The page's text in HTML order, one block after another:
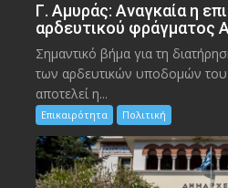
Γ. Αμυράς: Αναγκαία η
αρδευτικού φράγματος
Σημαντικό βήμα για τη
των αρδευτικών υποδομών
αποτελεί η...
Επικαιρότητα Πολιτική